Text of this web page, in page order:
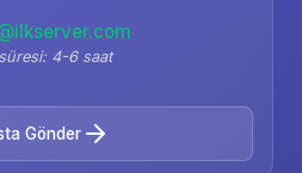
süresi: 4-6 saat
Gönder